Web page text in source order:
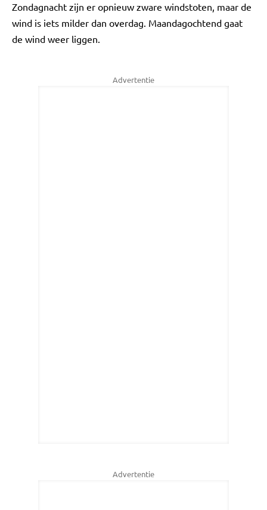
Zondagnacht zijn er opnieuw zware windstoten, maar de
wind is iets milder dan overdag. Maandagochtend gaat
de wind weer liggen.
Advertentie
Advertentie